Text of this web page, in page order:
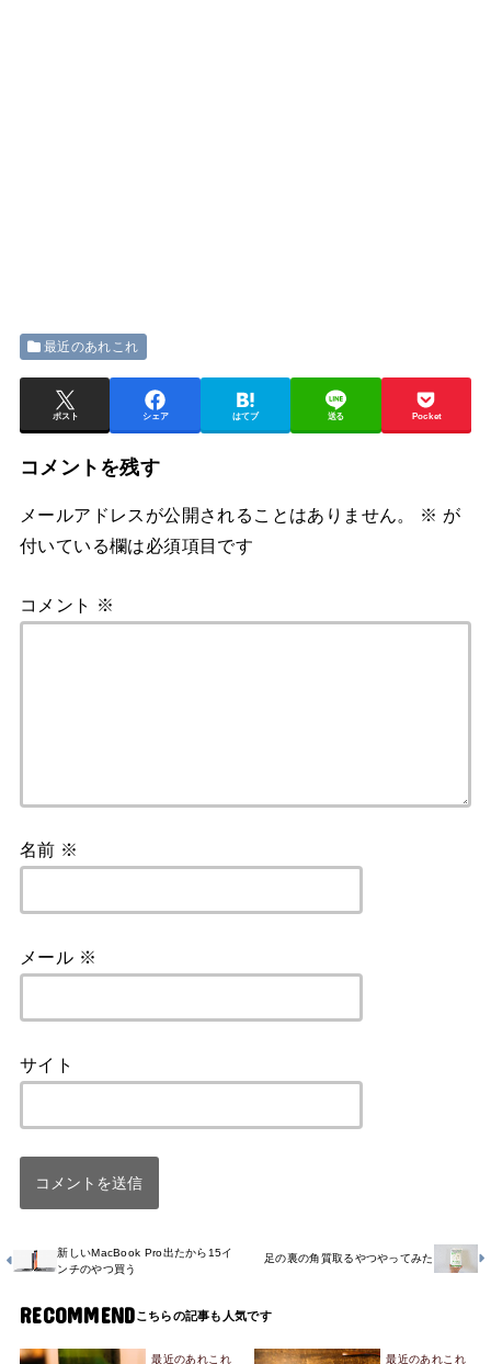
最近のあれこれ
ポスト シェア はてブ 送る Pocket
コメントを残す
メールアドレスが公開されることはありません。 ※ が
付いている欄は必須項目です
コメント ※
名前 ※
メール ※
サイト
新しいMacBook Pro出たから15イ
ンチのやつ買う
足の裏の角質取るやつやってみた
RECOMMEND
最近のあれこれ 最近のあれこれ